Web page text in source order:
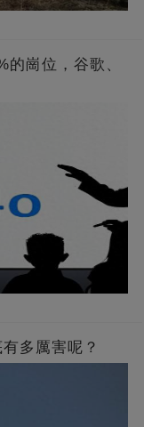
崗位，谷歌、
多厲害呢？